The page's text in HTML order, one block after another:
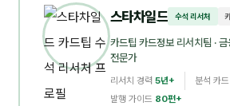
스타차일드 수석 리서처
카드팁 카드정보 리서치팀 ·
전문가
리서치 경력 5년+ 분석 카드
발행 가이드 80편+